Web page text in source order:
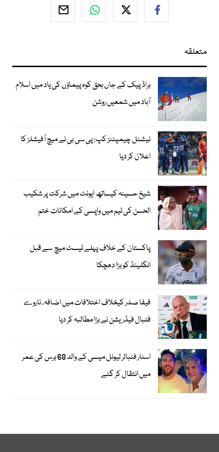
متعلقہ
براڈ پیک کے جاں بحق کوہ پیماؤں کی یاد میں اسلام
آباد میں شمعیں روشن
نیشنل چیمپئنز کپ: پی سی بی نے میچ آفیشلز کا
اعلان کر دیا
شیخ حسینہ کیساتھ ایونٹ میں شرکت پر شکیب
الحسن کی ٹیم میں واپسی کے امکانات ختم
پاکستان کے خلاف پہلے ٹیسٹ میچ سے قبل
انگلینڈ کو بڑا دھچکا
فیفا صدر کیخلاف اختلافات میں اضافہ، ناروے
فٹبال فیڈریشن نے بڑا مطالبہ کر دیا
اسٹار فٹبالر لیونل میسی کے والد 68 برس کی عمر
میں انتقال کر گئے